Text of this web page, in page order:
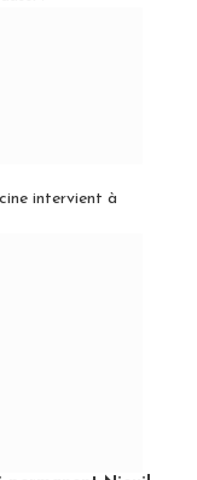
intervient à